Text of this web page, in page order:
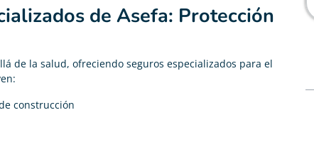
de Asefa: Protección
de la salud, ofreciendo seguros especializados para el
construcción